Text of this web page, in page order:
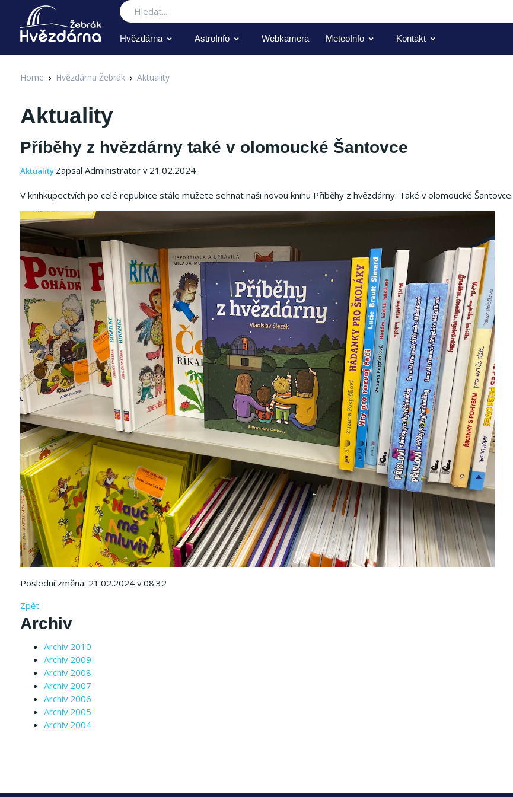
Hledat
Hvězdárna AstroInfo Webkamera MeteoInfo Kontakt
Home Hvězdárna Žebrák Aktuality
Aktuality
Příběhy z hvězdárny také v olomoucké Šantovce
Aktuality Zapsal Administrator v 21.02.2024
V knihkupectvích po celé republice stále můžete sehnat naši novou knihu Příběhy z hvězdárny. Také v olomoucké Šantovce.
Poslední změna: 21.02.2024 v 08:32
Zpět
Archiv
Archiv 2010
Archiv 2009
Archiv 2008
Archiv 2007
Archiv 2006
Archiv 2005
Archiv 2004